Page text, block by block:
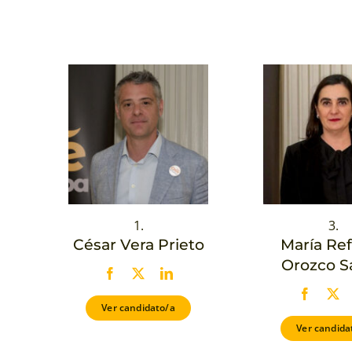
1.
César Vera Prieto
Ver candidato/a
3.
María
Orozco
Ver